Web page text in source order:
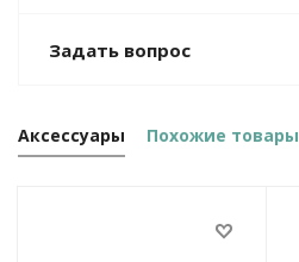
Задать вопрос
Аксессуары Похожие товары